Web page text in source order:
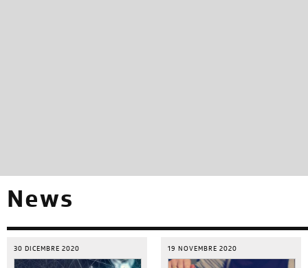
News
30 DICEMBRE 2020 19 NOVEMBRE 2020